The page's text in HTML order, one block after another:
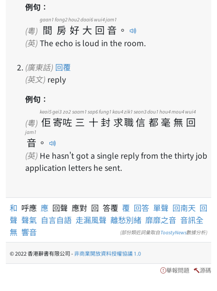
例句：
(粵) 間
gaan1
房
fong2
好
hou2
大
daai6
回
wui4
音
jam1
。
(英) The echo is loud in the room.
(廣東話) 回覆
(英文) reply
例句：
(粵) 佢
keoi5
寄
gei3
咗
zo2
三
saam1
十
sap6
封
fung1
求
kau4
職
zik1
信
seon3
都
dou1
毫
hou4
無
mou4
回
wui4
音
jam1
。
(英) He hasn't got a single reply from the thirty job
application letters he sent.
和 呼應 應 回聲 應對 回 答覆 覆 回答 單聲 回南天 回
聲 聲氣 自言自語 走漏風聲 離愁別緒 靡靡之音 音訊全
無 響音 (部份類近詞彙取自ToastyNews數據分析)
© 2022 香港辭書有限公司 -非商業開放資料授權協議 1.0
舉報問題 源碼